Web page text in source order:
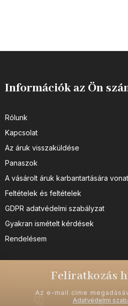
Információk az Ön
Rólunk
Kapcsolat
Az áruk visszaküldése
Panaszok
A vásárolt áruk karbantartására
Feltételek és feltételek
GDPR adatvédelmi szabályzat
Gyakran ismételt kérdések
Rendelésem
Feliratkozás
Az e-mail címe
Adatvédelmi